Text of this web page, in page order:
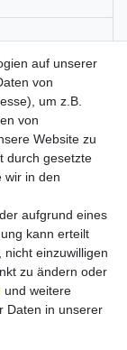
One A0001.
auf unserer
von
um z.B.
von
Website zu
durch gesetzte
wir in den
aufgrund eines
kann erteilt
einzuwilligen
zu ändern oder
und weitere
Daten in unserer